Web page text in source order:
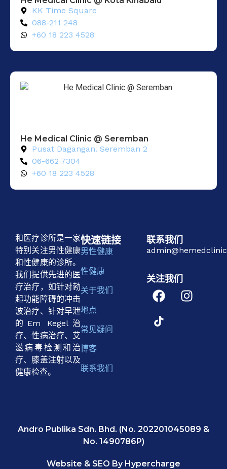
KK Time Square
088-211 248
+60 18 223 4528
He Medical Clinic @ Seremban
Pusat Dagangan. Seremban 2
06-662 7304
+60 18 223 4528
和医疗诊所是一家
特别关注男性健康
和性健康的诊所。
我们提供先进的医
疗治疗，如针对勃
起功能障碍的冲击
波治疗、针对早泄
的Em Kegel治
疗、性病治疗、艾
滋病毒检测和治
疗、膝盖注射以及
健康检查。
快速链接
男性健康
性健康
关于我们
地点
常见疑问
博客
联系我们
联系我们
关注我们
Andro Publika Sdn. Bhd. (No. 202201045089 &
No. 1490786P)
Website & SEO By Hypercharge